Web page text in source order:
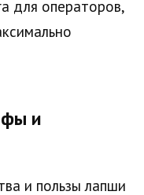
для операторов,
и
и пользы лапши